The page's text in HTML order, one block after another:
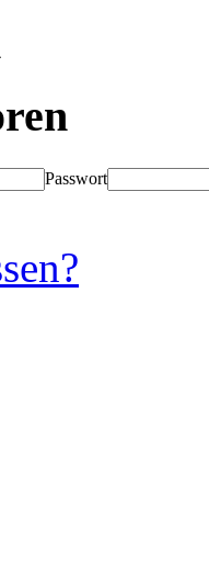
Passwort